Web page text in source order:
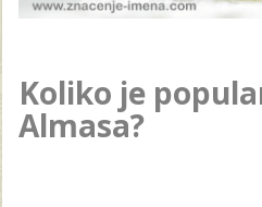
Koliko je
Almasa?